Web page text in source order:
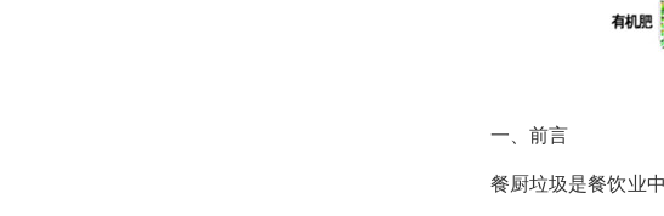
一、前言
餐厨垃圾是餐饮业